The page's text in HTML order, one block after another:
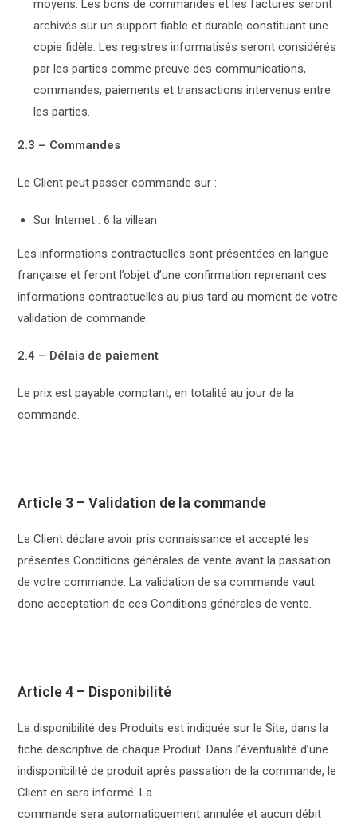
moyens. Les bons de commandes et les factures seront
archivés sur un support fiable et durable constituant une
copie fidèle. Les registres informatisés seront considérés
par les parties comme preuve des communications,
commandes, paiements et transactions intervenus entre
les parties.
2.3 – Commandes
Le Client peut passer commande sur :
Sur Internet : 6 la villean
Les informations contractuelles sont présentées en langue
française et feront l’objet d’une confirmation reprenant ces
informations contractuelles au plus tard au moment de votre
validation de commande.
2.4 – Délais de paiement
Le prix est payable comptant, en totalité au jour de la
commande.
Article 3 – Validation de la commande
Le Client déclare avoir pris connaissance et accepté les
présentes Conditions générales de vente avant la passation
de votre commande. La validation de sa commande vaut
donc acceptation de ces Conditions générales de vente.
Article 4 – Disponibilité
La disponibilité des Produits est indiquée sur le Site, dans la
fiche descriptive de chaque Produit. Dans l’éventualité d’une
indisponibilité de produit après passation de la commande, le
Client en sera informé. La
commande sera automatiquement annulée et aucun débit